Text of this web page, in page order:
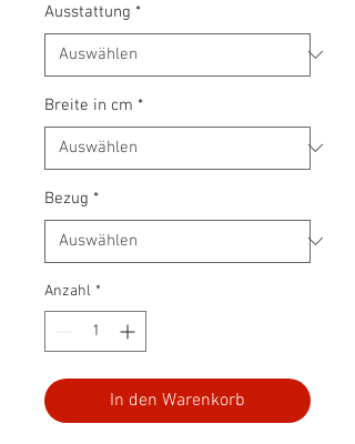
Ausstattung *
Breite in cm *
Bezug *
Anzahl *
In den Warenkorb